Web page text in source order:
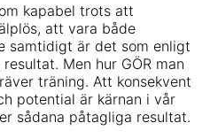
kapabel trots att
att vara både
samtidigt är det som enligt
Men hur GÖR man
träning. Att konsekvent
potential är kärnan i vår
sådana påtagliga resultat.